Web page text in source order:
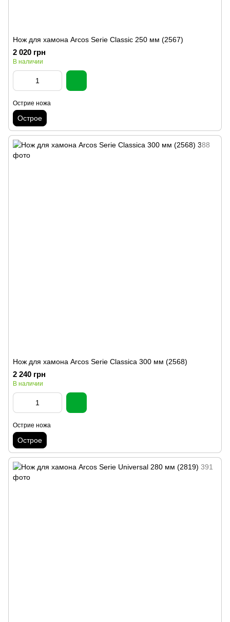
Нож для хамона Arcos Serie Classic 250 мм (2567)
2 020 грн
В наличии
Острие ножа
Острое
Нож для хамона Arcos Serie Classica 300 мм (2568)
2 240 грн
В наличии
Острие ножа
Острое